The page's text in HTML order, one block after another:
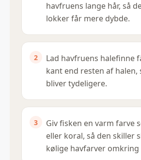
havfruens lange hår, så
lokker får mere dybde.
Lad havfruens halefinne
kant end resten af halen,
bliver tydeligere.
Giv fisken en varm farve
eller koral, så den skiller
kølige havfarver omkring